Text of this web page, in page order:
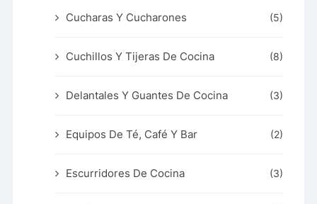
Cucharas Y Cucharones (5)
Cuchillos Y Tijeras De Cocina (8)
Delantales Y Guantes De Cocina (3)
Equipos De Té, Café Y Bar (2)
Escurridores De Cocina (3)